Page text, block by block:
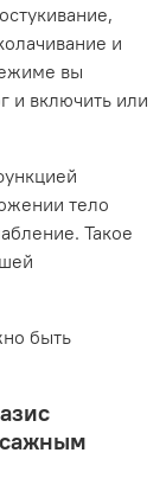
и
вы
и включить или
тело
Такое
быть